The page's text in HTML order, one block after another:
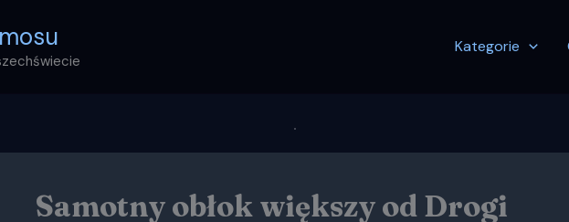
Kategorie
Samotny obłok większy od Drogi